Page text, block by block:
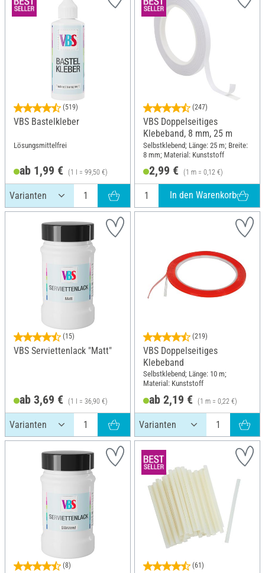
(519)
VBS Bastelkleber
Lösungsmittelfrei
ab 1,99 € (1 l = 99,50 €)
(247)
VBS Doppelseitiges
Klebeband, 8 mm, 25 m
Selbstklebend; Länge: 25 m; Breite:
8 mm; Material: Kunststoff
2,99 € (1 m = 0,12 €)
In den Warenkorb
(15)
VBS Serviettenlack "Matt"
ab 3,69 € (1 l = 36,90 €)
(219)
VBS Doppelseitiges
Klebeband
Selbstklebend; Länge: 10 m;
Material: Kunststoff
ab 2,19 € (1 m = 0,22 €)
(8) (61)